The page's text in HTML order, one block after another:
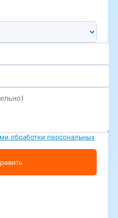
связи
обработки персональных